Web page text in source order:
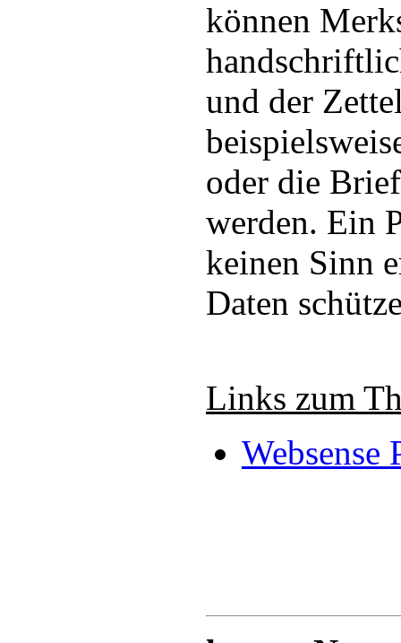
können
und der
oder die
werden. Ein
keinen Sinn
Daten
Links zum
Websense